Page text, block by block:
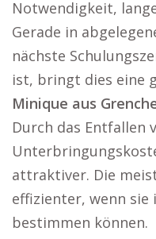
Notwendigkeit,
Gerade in
nächste
ist, bringt dies eine
Minique aus
Durch das Entfallen
attraktiver. Die
effizienter, wenn sie
bestimmen können.